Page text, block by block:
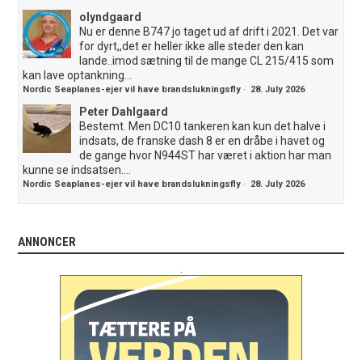
olyndgaard
Nu er denne B747 jo taget ud af drift i 2021. Det var
for dyrt,,det er heller ikke alle steder den kan
lande..imod sætning til de mange CL 215/415 som
kan lave optankning...
Nordic Seaplanes-ejer vil have brandslukningsfly · 28. July 2026
Peter Dahlgaard
Bestemt. Men DC10 tankeren kan kun det halve i
indsats, de franske dash 8 er en dråbe i havet og
de gange hvor N944ST har været i aktion har man
kunne se indsatsen....
Nordic Seaplanes-ejer vil have brandslukningsfly · 28. July 2026
ANNONCER